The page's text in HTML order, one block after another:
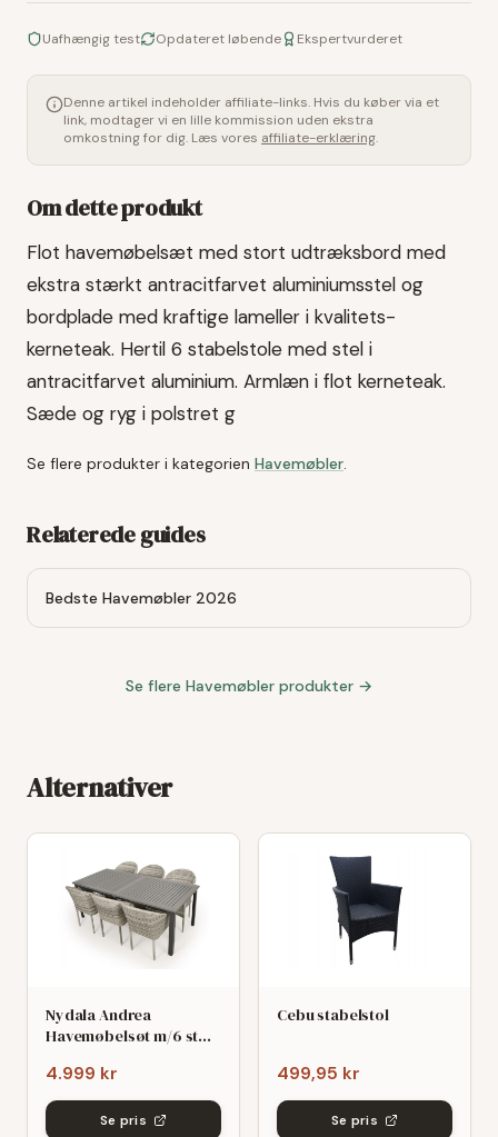
Uafhængig test Opdateret løbende Ekspertvurderet
Denne artikel indeholder affiliate-links. Hvis du køber via et
link, modtager vi en lille kommission uden ekstra
omkostning for dig. Læs vores affiliate-erklæring.
Om dette produkt
Flot havemøbelsæt med stort udtræksbord med
ekstra stærkt antracitfarvet aluminiumsstel og
bordplade med kraftige lameller i kvalitets-
kerneteak. Hertil 6 stabelstole med stel i
antracitfarvet aluminium. Armlæn i flot kerneteak.
Sæde og ryg i polstret g
Se flere produkter i kategorien Havemøbler.
Relaterede guides
Bedste Havemøbler 2026
Se flere Havemøbler produkter →
Alternativer
Nydala Andrea
Havemøbelsøt m/6 stole
grø
4.999 kr
Se pris
Cebu stabelstol
499,95 kr
Se pris